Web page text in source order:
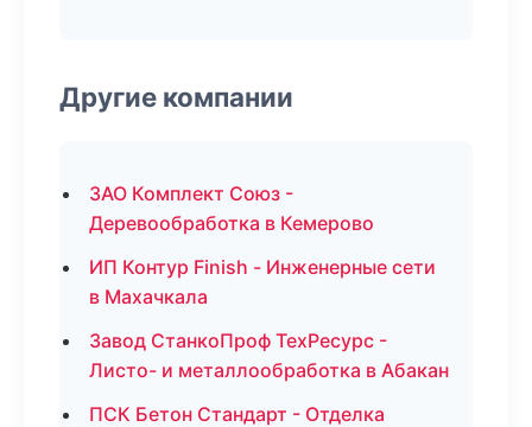
Другие компании
ЗАО Комплект Союз -
Деревообработка в Кемерово
ИП Контур Finish - Инженерные сети
в Махачкала
Завод СтанкоПроф ТехРесурс -
Листо- и металлообработка в Абакан
ПСК Бетон Стандарт - Отделка